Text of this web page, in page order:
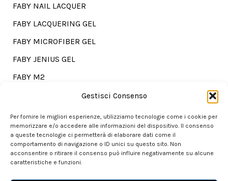
Gestisci Consenso
Per fornire le migliori esperienze, utilizziamo tecnologie come i cookie per
memorizzare e/o accedere alle informazioni del dispositivo. Il consenso
a queste tecnologie ci permetterà di elaborare dati come il
comportamento di navigazione o ID unici su questo sito. Non
acconsentire o ritirare il consenso può influire negativamente su alcune
caratteristiche e funzioni.
FABY NAIL LACQUER
FABY LACQUERING GEL
FABY MICROFIBER GEL
FABY JENIUS GEL
FABY M2
Go shopping?